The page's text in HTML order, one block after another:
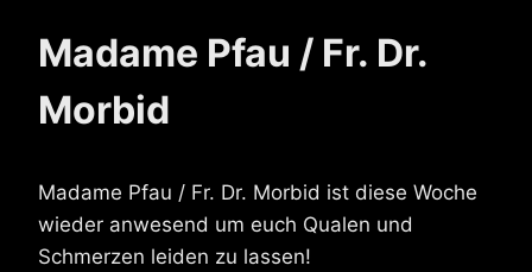
Madame Pfau / Fr. Dr.
Morbid
Madame Pfau / Fr. Dr. Morbid ist diese Woche
wieder anwesend um euch Qualen und
Schmerzen leiden zu lassen!